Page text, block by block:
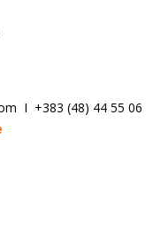
I +383 (48) 44 55 06